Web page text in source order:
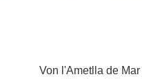
Von l'Ametlla de